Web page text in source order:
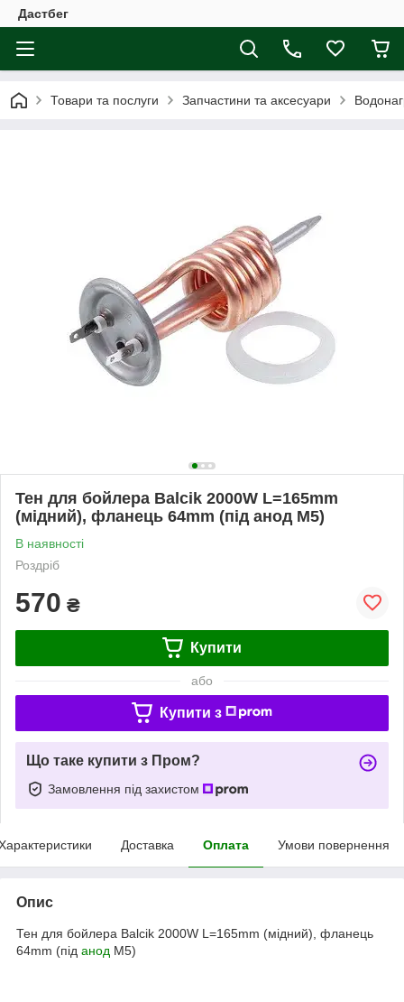
Дастбег
Товари та послуги Запчастини та аксесуари
Тен для бойлера Balcik 2000W L=165mm
(мідний), фланець 64mm (під анод M5)
В наявності
Роздріб
570 ₴
Купити
або
Купити з
Що таке купити з Пром?
Замовлення під захистом
Доставка Оплата Умови повернення
Опис
Тен для бойлера Balcik 2000W L=165mm (мідний), фланець
64mm (під анод M5)